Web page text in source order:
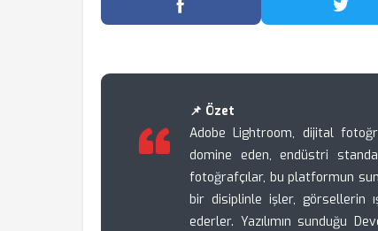
Facebook'ta Paylaş
📌 Özet
Adobe Lightroom, dijital
domine eden, endüstri
fotoğrafçılar, bu platformun
bir disiplinle işler, görsellerin
ederler. Yazılımın sunduğu